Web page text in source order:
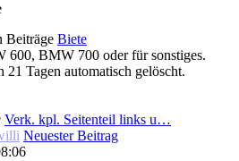
Biete
600, BMW 700 oder für sonstiges.
21 Tagen automatisch gelöscht.
Verk. kpl. Seitenteil links u…
Neuester Beitrag